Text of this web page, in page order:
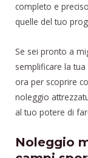
completo e
quelle del tuo
Se sei pronto a
semplificare la
ora per scoprire
noleggio
al tuo potere di
Noleggio